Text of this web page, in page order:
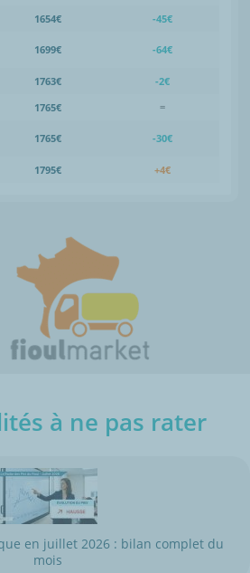
1654€
-45€
1699€ -64€
1763€
-2€
1765€
=
1765€ -30€
1795€ +4€
à ne pas rater
en juillet 2026 : bilan complet du
mois